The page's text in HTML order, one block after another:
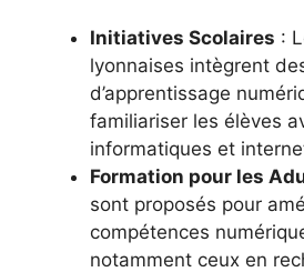
Initiatives Scolaires :
lyonnaises intègrent
d’apprentissage
familiariser les élèves
informatiques et
Formation pour les
sont proposés pour
compétences
notamment ceux en